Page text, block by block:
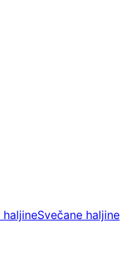
haljineSvečane haljine